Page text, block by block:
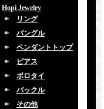
Hopi Jewelry
リング
バングル
ペンダントトップ
ピアス
ボロタイ
バックル
その他